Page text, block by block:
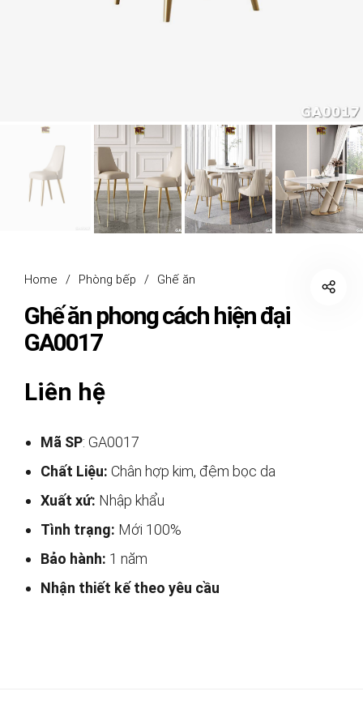
Home / Phòng bếp / Ghế ăn
Ghế ăn phong cách hiện đại
GA0017
Liên hệ
Mã SP: GA0017
Chất Liệu: Chân hợp kim, đệm bọc da
Xuất xứ: Nhập khẩu
Tình trạng: Mới 100%
Bảo hành: 1 năm
Nhận thiết kế theo yêu cầu